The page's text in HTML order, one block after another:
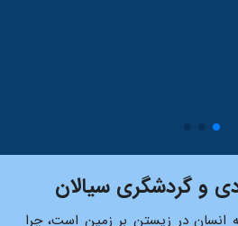
و گردشگری سیالان
انسان در زیستن بر زمین است، چرا